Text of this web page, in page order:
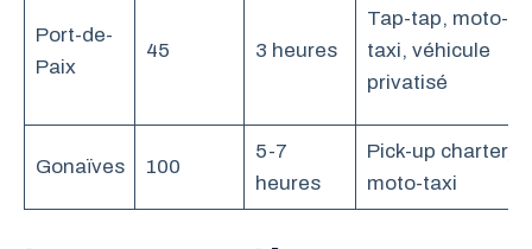
Port-de-
Paix
45 3 heures
Tap-tap, moto-
taxi, véhicule
privatisé
Gonaïves 100
5-7
heures
Pick-up charter,
moto-taxi